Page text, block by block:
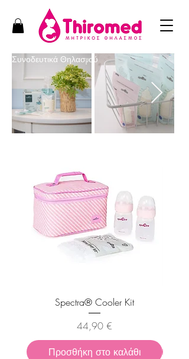
Συνοδευτικά Θηλασμού
Spectra® Cooler Kit
Τιμή
44,90 €
Προσθήκη στο καλάθι